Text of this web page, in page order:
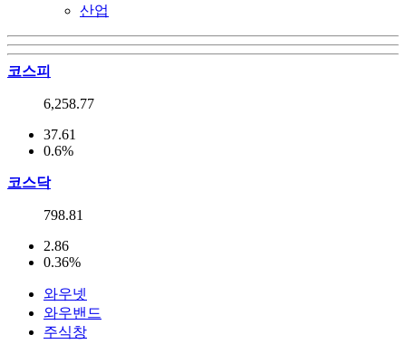
산업
코스피
6,258.77
37.61
0.6%
코스닥
798.81
2.86
0.36%
와우넷
와우밴드
주식창